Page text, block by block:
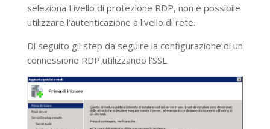
seleziona Livello di protezione RDP, non è possibile
utilizzare l’autenticazione a livello di rete.
Di seguito gli step da seguire la configurazione di un
connessione RDP utilizzando l’SSL